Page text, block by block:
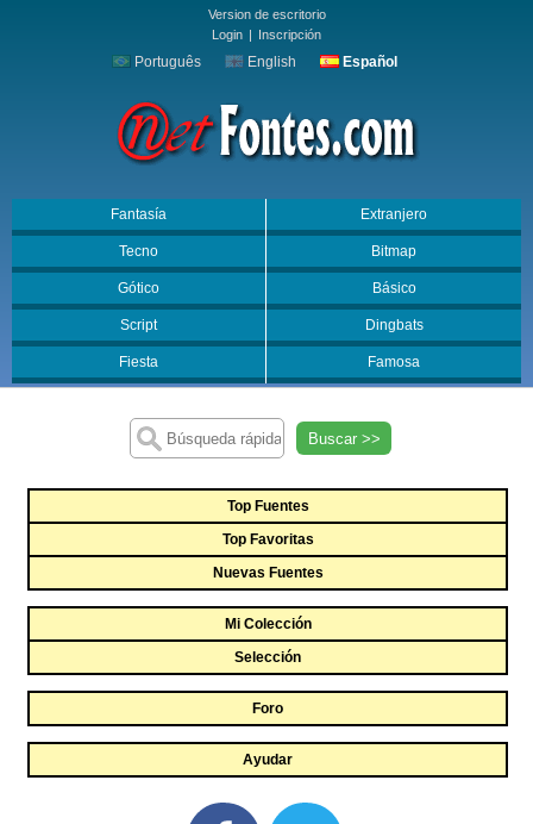
Version de escritorio
Login | Inscripción
Português English Español
Fantasía Extranjero
Tecno Bitmap
Gótico Básico
Script Dingbats
Fiesta Famosa
Buscar >>
Top Fuentes
Top Favoritas
Nuevas Fuentes
Mi Colección
Selección
Foro
Ayudar